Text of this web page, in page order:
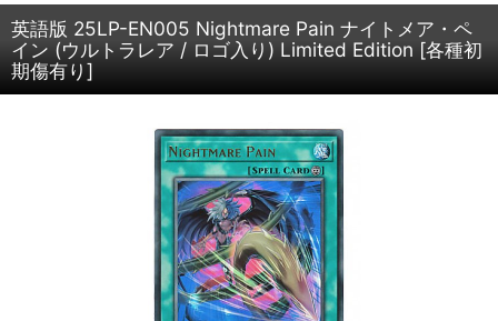
英語版 25LP-EN005 Nightmare Pain ナイトメア・ペ
イン (ウルトラレア / ロゴ入り) Limited Edition [各種初
期傷有り]